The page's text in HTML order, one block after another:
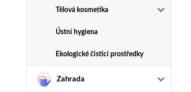
Tělová kosmetika
Ústní hygiena
Ekologické čisticí prostředky
Zahrada